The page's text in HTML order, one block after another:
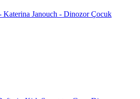
Katerina Janouch - Dinozor Çocuk